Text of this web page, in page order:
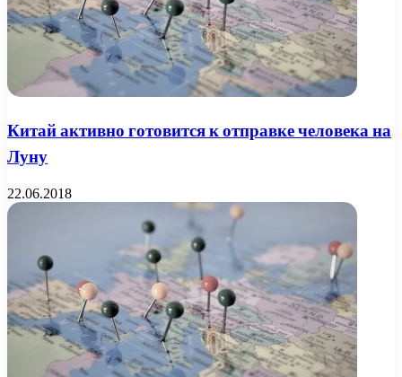
Китай активно готовится к отправке человека на
Луну
22.06.2018